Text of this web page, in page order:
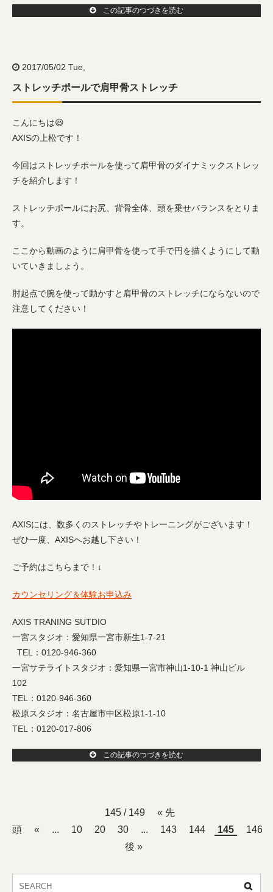
この記事のつづきを読む
2017/05/02 Tue,
ストレッチポールで肩甲骨ストレッチ
こんにちは😃
AXISの上松です！
今回はストレッチポールを使って肩甲骨のダイナミックストレッ
チを紹介します！
ストレッチポールにお尻、背骨全体、頭を乗せバランスをとりま
す。
ここから動画のように肩甲骨を使って手で円を描くようにして動
いていきましょう。
肘起点で腕を使って動かすと肩甲骨のストレッチにならないので
注意してください！
AXISには、数多くのストレッチやトレーニングがございます！
ぜひ一度、AXISへお越し下さい！
ご予約はこちらまで！↓
カウンセリング＆体験お申込み
AXIS TRANING SUTDIO
一宮スタジオ：愛知県一宮市新生1-7-21
TEL：0120-946-360
一宮サテライトスタジオ：愛知県一宮市神山1-10-1 神山ビル
102
TEL：0120-946-360
松原スタジオ：名古屋市中区松原1-1-10
TEL：0120-017-806
この記事のつづきを読む
145 / 149
« 先
頭
« ... 10 20 30 ... 143 144 145
146
後 »